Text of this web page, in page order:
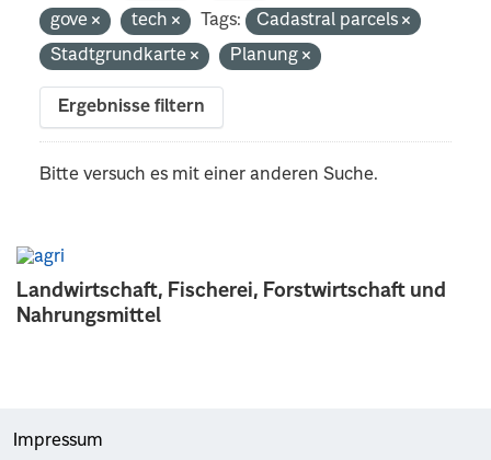
Landwirtschaft, Fischerei, Forstwirtschaft und
Nahrungsmittel
gove
tech Tags:
Cadastral parcels
Stadtgrundkarte
Planung
Ergebnisse filtern
Bitte versuch es mit einer anderen Suche.
Impressum